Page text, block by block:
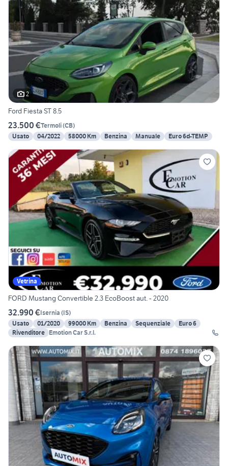
2
Ford Fiesta ST 8.5
23.500 €Termoli(CB)
Usato
04/2022 58000 Km Benzina Manuale Euro 6d-TEMP
Vetrina
FORD Mustang Convertible 2.3 EcoBoost aut. - 2020
32.990 €Isernia (IS)
Usato
01/2020 99000 Km Benzina Sequenziale
Euro 6
Rivenditore Emotion Car S.r.l.